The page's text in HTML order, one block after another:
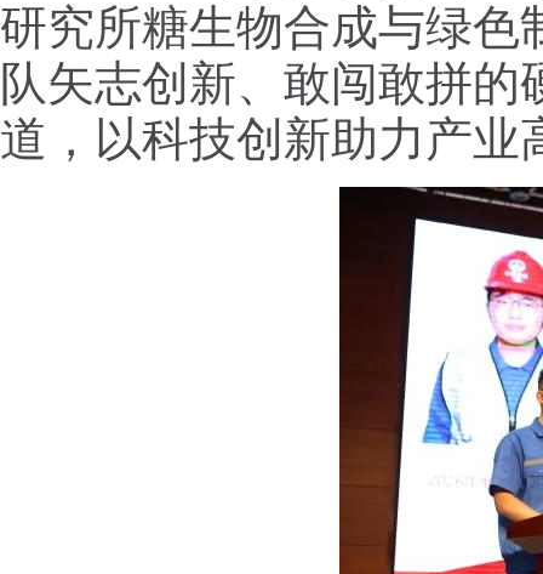
研究所糖生物合成与绿色
队矢志创新、敢闯敢拼
道，以科技创新助力产业